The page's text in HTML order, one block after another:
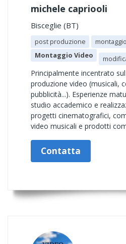
michele capriooli
Bisceglie (BT)
post produzione
Montaggio Video
Principalmente incentrato
produzione video (musicali,
pubblicità...). Esperienze
studio accademico e
progetti cinematografici,
video musicali e prodotti
Contatta